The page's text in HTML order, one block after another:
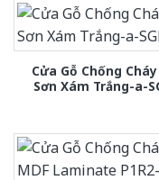
Cửa Gỗ Chống Cháy
Sơn Xám Trắng-a-